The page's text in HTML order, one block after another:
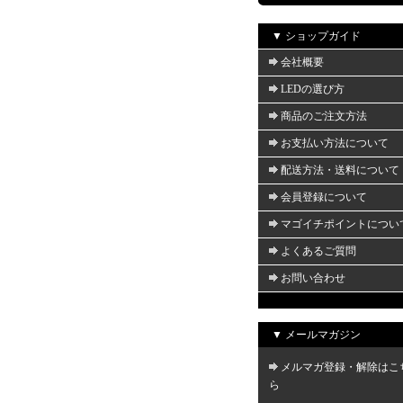
▼ ショップガイド
会社概要
LEDの選び方
商品のご注文方法
お支払い方法について
配送方法・送料について
会員登録について
マゴイチポイントについ
よくあるご質問
お問い合わせ
▼ メールマガジン
メルマガ登録・解除はこ
ら